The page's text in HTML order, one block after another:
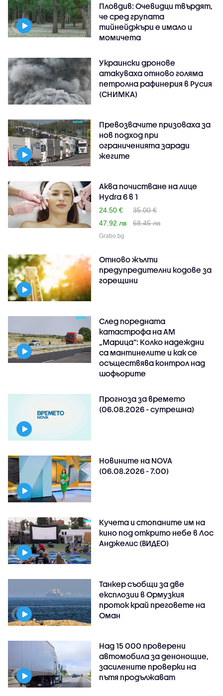
Пловдив: Очевидци твърдят,
че сред групата
тийнейджъри е имало и
момичета
Украински дронове
атакуваха отново голяма
петролна рафинерия в Русия
(СНИМКА)
Превозвачите призоваха за
нов подход при
ограниченията заради
жегите
Аква почистване на лице
Hydra 6 в 1
24.50 €
35.00 €
47.92 лв
68.45 лв
Grabo.bg
Отново жълти
предупредителни кодове за
горещини
След поредната
катастрофа на АМ
„Марица”: Колко надеждни
са мантинелите и как се
осъществява контрол над
шофьорите
Прогноза за времето
(06.08.2026 - сутрешна)
Новините на NOVA
(06.08.2026 - 7.00)
Кучета и стопаните им на
кино под открито небе в Лос
Анджелис (ВИДЕО)
Танкер съобщи за две
експлозии в Ормузкия
проток край преговете на
Оман
Над 15 000 проверени
автомобила за денонощие,
засилените проверки на
пътя продължават